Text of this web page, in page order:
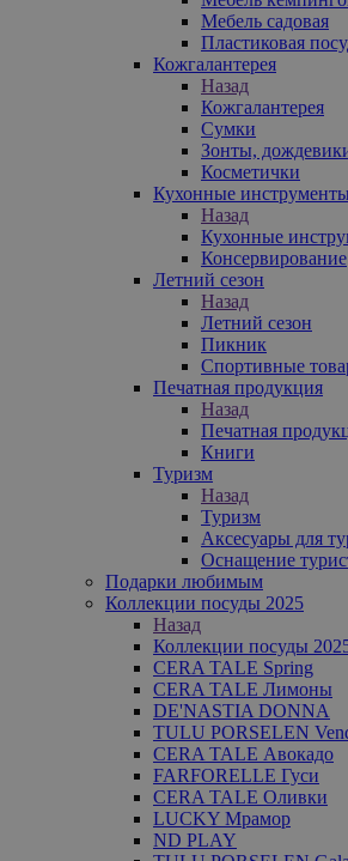
Мебель садовая
Пластиковая
Кожгалантерея
Назад
Кожгалантерея
Сумки
Зонты,
Косметички
Кухонные инструменты
Назад
Кухонные
Консервирование
Летний сезон
Назад
Летний сезон
Пикник
Спортивные
Печатная продукция
Назад
Печатная
Книги
Туризм
Назад
Туризм
Аксесуары для
Оснащение
Подарки любимым
Коллекции посуды 2025
Назад
Коллекции посуды
CERA TALE Spring
CERA TALE Лимоны
DE'NASTIA DONNA
TULU PORSELEN
CERA TALE Авокадо
FARFORELLE Гуси
CERA TALE Оливки
LUCKY Мрамор
ND PLAY